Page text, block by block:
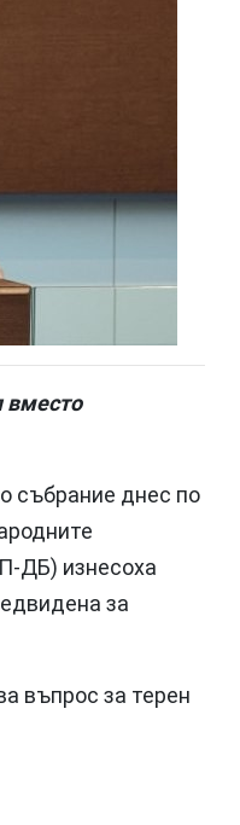
вместо
събрание днес по
ДБ) изнесоха
за
въпрос за терен